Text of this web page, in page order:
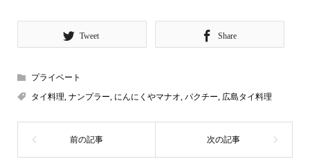
Tweet Share
プライベート
タイ料理, ナンプラー, にんにくやマナオ, パクチー, 広島タイ料理